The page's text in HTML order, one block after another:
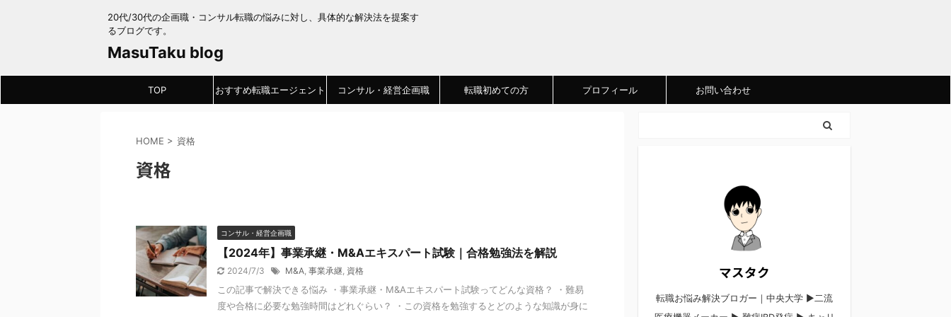
20代/30代の企画職・コンサル転職の悩みに対し、具体的な解決法を提案す
るブログです。
MasuTaku blog
TOP おすすめ転職エージェント コンサル・経営企画職 転職初めての方 プロフィール お問い合わせ
HOME > 資格
資格
コンサル・経営企画職
【2024年】事業承継・M&Aエキスパート試験｜合格勉強法を解説
2024/7/3 M&A, 事業承継, 資格
この記事で解決できる悩み ・事業承継・M&Aエキスパート試験ってどんな資格？ ・難易
度や合格に必要な勉強時間はどれぐらい？ ・この資格を勉強するとどのような知識が身に
マスタク
転職お悩み解決ブロガー｜中央大学 ▶︎二流